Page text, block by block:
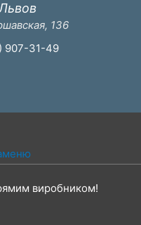
136
907-31-49
виробником!